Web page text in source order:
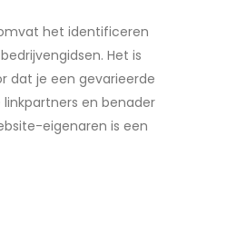
het identificeren
Het is
dat je een gevarieerde
en benader
eigenaren is een